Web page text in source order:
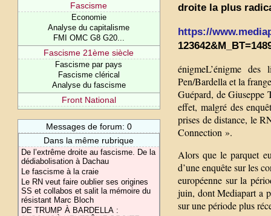
Fascisme
Economie
Analyse du capitalisme
FMI OMC G8 G20...
Fascisme 21ème siècle
Fascisme par pays
Fascisme clérical
Analyse du fascisme
Front National
Messages de forum: 0
Dans la même rubrique
De l’extrême droite au fascisme. De la
dédiabolisation à Dachau
Le fascisme à la craie
Le RN veut faire oublier ses origines
SS et collabos et salit la mémoire du
résistant Marc Bloch
DE TRUMP À BARDELLA :
droite la plus
https://
énigmeL’énigme
Pen/Bardella et la
Guépard, de Giuseppe
effet, malgré des
prises de distance, le
Connection ».
Alors que le parquet
d’une enquête sur les
européenne sur la
juin, dont Mediapart a
sur une période plus